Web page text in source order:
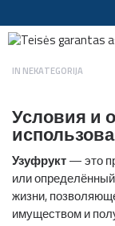
IN NEKATEGORIJA
Условия и
Узуфрукт— это
или
жизни,
имуществом и